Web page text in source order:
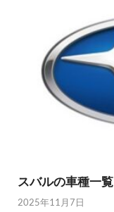
スバルの車種一覧
2025年11月7日